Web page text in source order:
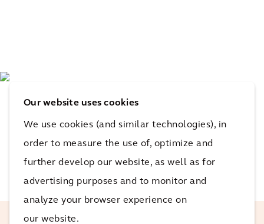
Our website uses cookies
We use cookies (and similar technologies), in
order to measure the use of, optimize and
further develop our website, as well as for
advertising purposes and to monitor and
analyze your browser experience on
our website.